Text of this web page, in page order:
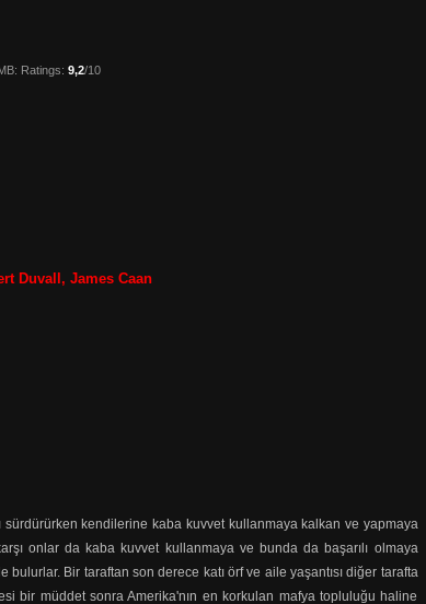
Ratings: 9,2/10
Duvall, James Caan
kendilerine kaba kuvvet kullanmaya kalkan ve yapmaya
onlar da kaba kuvvet kullanmaya ve bunda da başarılı olmaya
Bir taraftan son derece katı örf ve aile yaşantısı diğer tarafta
bir müddet sonra Amerika'nın en korkulan mafya topluluğu haline